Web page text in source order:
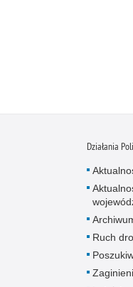
Działania
Ruch
Zaginieni